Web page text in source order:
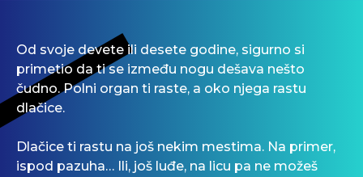
Od svoje devete ili desete godine, sigurno si
primetio da ti se između nogu dešava nešto
čudno. Polni organ ti raste, a oko njega rastu
dlačice.
Dlačice ti rastu na još nekim mestima. Na primer,
ispod pazuha… Ili, još luđe, na licu pa ne možeš